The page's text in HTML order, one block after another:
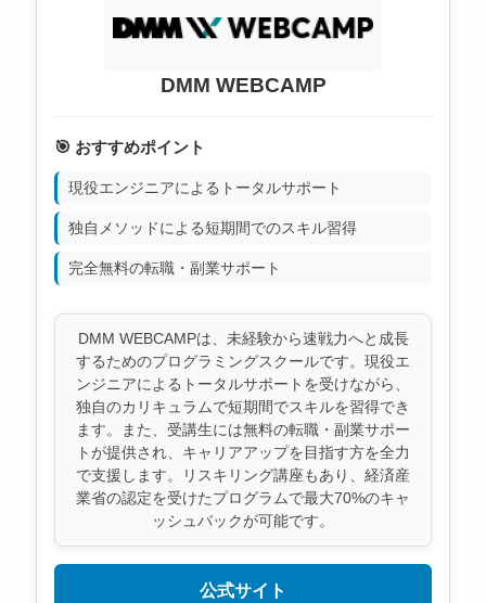
DMM WEBCAMP
🎯 おすすめポイント
現役エンジニアによるトータルサポート
独自メソッドによる短期間でのスキル習得
完全無料の転職・副業サポート
DMM WEBCAMPは、未経験から速戦力へと成長
するためのプログラミングスクールです。現役エ
ンジニアによるトータルサポートを受けながら、
独自のカリキュラムで短期間でスキルを習得でき
ます。また、受講生には無料の転職・副業サポー
トが提供され、キャリアアップを目指す方を全力
で支援します。リスキリング講座もあり、経済産
業省の認定を受けたプログラムで最大70%のキャ
ッシュバックが可能です。
公式サイト